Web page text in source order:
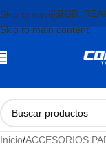
Skip to navigation
Skip to main content
PROD.
Inicio/ACCESORIOS